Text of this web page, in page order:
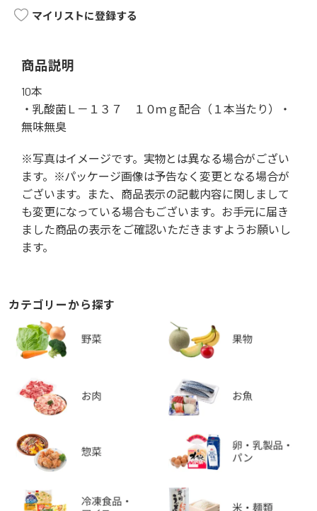
マイリストに登録する
商品説明
10本
・乳酸菌Ｌ－１３７ １０ｍｇ配合（１本当たり）・
無味無臭
※写真はイメージです。実物とは異なる場合がござい
ます。※パッケージ画像は予告なく変更となる場合が
ございます。また、商品表示の記載内容に関しまして
も変更になっている場合もございます。お手元に届き
ました商品の表示をご確認いただきますようお願いし
ます。
カテゴリーから探す